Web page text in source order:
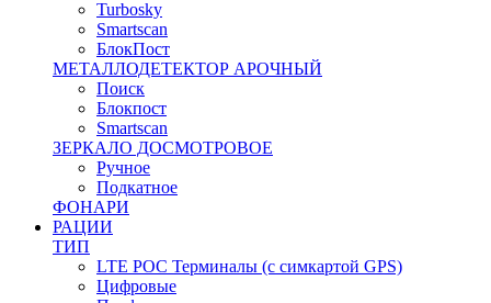
Turbosky
Smartscan
БлокПост
МЕТАЛЛОДЕТЕКТОР АРОЧНЫЙ
Поиск
Блокпост
Smartscan
ЗЕРКАЛО ДОСМОТРОВОЕ
Ручное
Подкатное
ФОНАРИ
РАЦИИ
ТИП
LTE POC Терминалы (с симкартой GPS)
Цифровые